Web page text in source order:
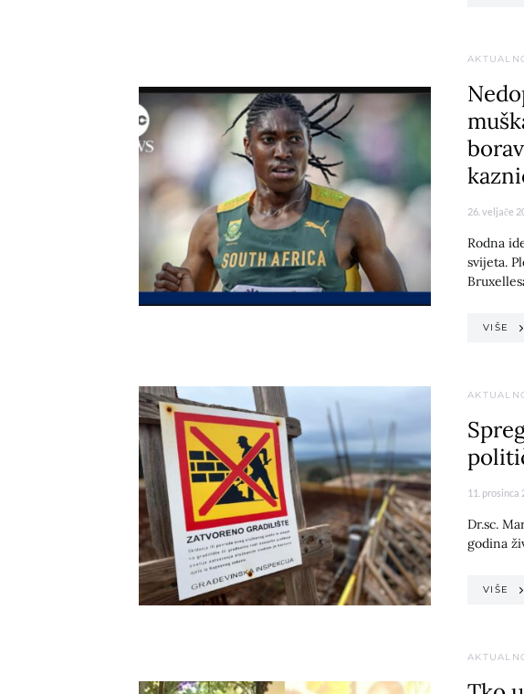
26. veljače
Rodna
svijeta.
VIŠE
11. prosinca
Dr.sc.
godina
VIŠE